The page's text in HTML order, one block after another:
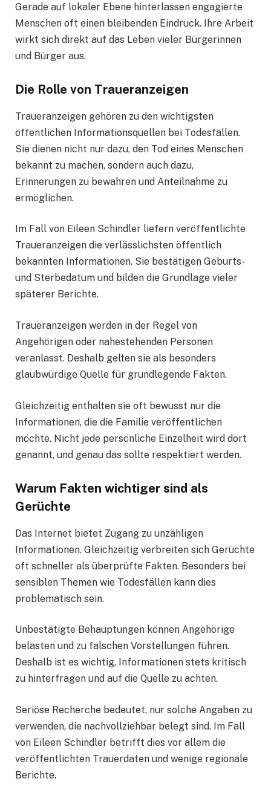
Gerade auf lokaler Ebene hinterlassen engagierte
Menschen oft einen bleibenden Eindruck. Ihre Arbeit
wirkt sich direkt auf das Leben vieler Bürgerinnen
und Bürger aus.
Die Rolle von Traueranzeigen
Traueranzeigen gehören zu den wichtigsten
öffentlichen Informationsquellen bei Todesfällen.
Sie dienen nicht nur dazu, den Tod eines Menschen
bekannt zu machen, sondern auch dazu,
Erinnerungen zu bewahren und Anteilnahme zu
ermöglichen.
Im Fall von Eileen Schindler liefern veröffentlichte
Traueranzeigen die verlässlichsten öffentlich
bekannten Informationen. Sie bestätigen Geburts-
und Sterbedatum und bilden die Grundlage vieler
späterer Berichte.
Traueranzeigen werden in der Regel von
Angehörigen oder nahestehenden Personen
veranlasst. Deshalb gelten sie als besonders
glaubwürdige Quelle für grundlegende Fakten.
Gleichzeitig enthalten sie oft bewusst nur die
Informationen, die die Familie veröffentlichen
möchte. Nicht jede persönliche Einzelheit wird dort
genannt, und genau das sollte respektiert werden.
Warum Fakten wichtiger sind als
Gerüchte
Das Internet bietet Zugang zu unzähligen
Informationen. Gleichzeitig verbreiten sich Gerüchte
oft schneller als überprüfte Fakten. Besonders bei
sensiblen Themen wie Todesfällen kann dies
problematisch sein.
Unbestätigte Behauptungen können Angehörige
belasten und zu falschen Vorstellungen führen.
Deshalb ist es wichtig, Informationen stets kritisch
zu hinterfragen und auf die Quelle zu achten.
Seriöse Recherche bedeutet, nur solche Angaben zu
verwenden, die nachvollziehbar belegt sind. Im Fall
von Eileen Schindler betrifft dies vor allem die
veröffentlichten Trauerdaten und wenige regionale
Berichte.